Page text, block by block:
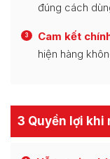
đúng cách
3 Cam kết
hiện hàng
3 Quyền lợi khi